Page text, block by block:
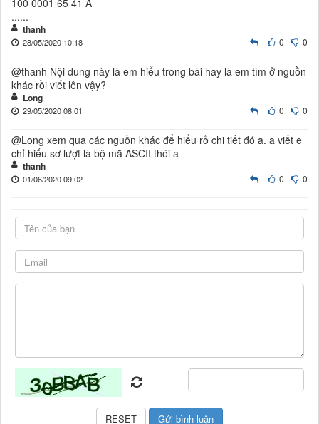
100 0001 65 41 A
......
thanh
0 0
28/05/2020 10:18
@thanh Nội dung này là em hiểu trong bài hay là em tìm ở nguồn
khác rồi viết lên vậy?
Long
0 0
29/05/2020 08:01
@Long xem qua các nguồn khác để hiểu rỏ chi tiết đó a. a viết e
chỉ hiểu sơ lượt là bộ mã ASCII thôi a
thanh
0 0
01/06/2020 09:02